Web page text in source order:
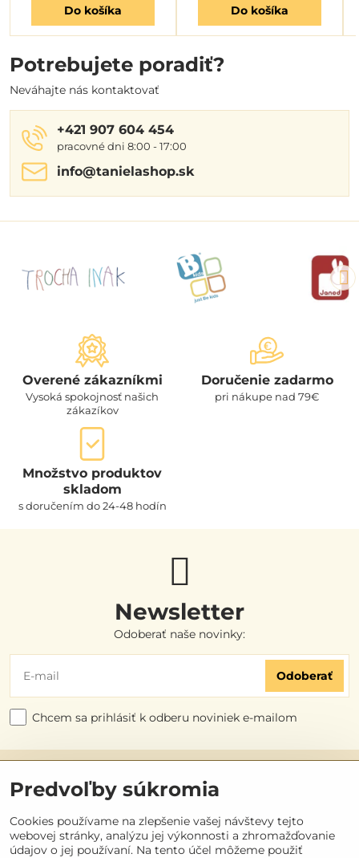
Do košíka Do košíka
Potrebujete poradiť?
Neváhajte nás kontaktovať
+421 907 604 454
pracovné dni 8:00 - 17:00
info​@tanielashop​.sk
Overené zákazníkmi
Vysoká spokojnosť našich
zákazíkov
Doručenie zadarmo
pri nákupe nad 79€
Množstvo produktov
skladom
s doručením do 24-48 hodín
Newsletter
Odoberať naše novinky:
Odoberať
Chcem sa prihlásiť k odberu noviniek e-mailom
Užitočné odkazy
Objednávky
Predvoľby súkromia
Cookies používame na zlepšenie vašej návštevy tejto
webovej stránky, analýzu jej výkonnosti a zhromažďovanie
údajov o jej používaní. Na tento účel môžeme použiť